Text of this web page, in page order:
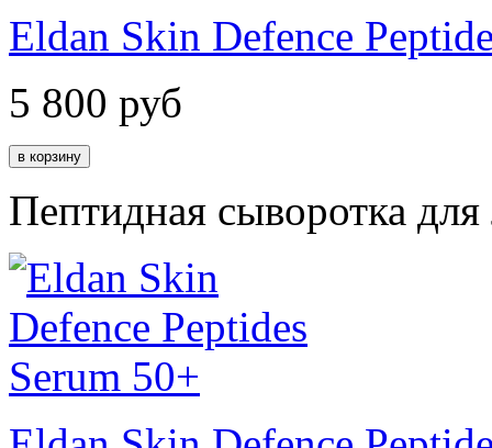
Eldan Skin Defence
5 800 руб
Пептидная сыворотка